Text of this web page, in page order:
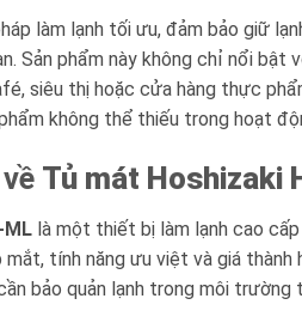
làm lạnh tối ưu, đảm bảo giữ
Sản phẩm này không chỉ nổi
siêu thị hoặc cửa hàng thực
không thể thiếu trong hoạt
Tủ mát Hoshizaki
ML là một thiết bị làm lạnh cao
tính năng ưu việt và giá thành
bảo quản lạnh trong môi trường